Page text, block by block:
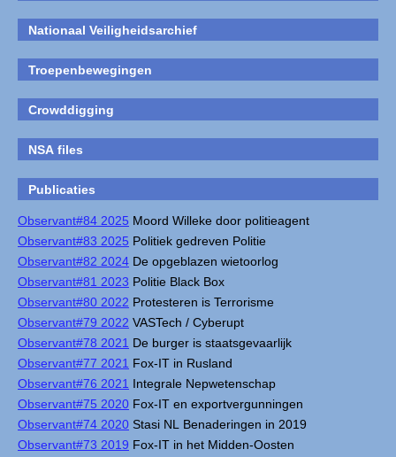
Nationaal Veiligheidsarchief
Troepenbewegingen
Crowddigging
NSA files
Publicaties
Observant#84 2025 Moord Willeke door politieagent
Observant#83 2025 Politiek gedreven Politie
Observant#82 2024 De opgeblazen wietoorlog
Observant#81 2023 Politie Black Box
Observant#80 2022 Protesteren is Terrorisme
Observant#79 2022 VASTech / Cyberupt
Observant#78 2021 De burger is staatsgevaarlijk
Observant#77 2021 Fox-IT in Rusland
Observant#76 2021 Integrale Nepwetenschap
Observant#75 2020 Fox-IT en exportvergunningen
Observant#74 2020 Stasi NL Benaderingen in 2019
Observant#73 2019 Fox-IT in het Midden-Oosten